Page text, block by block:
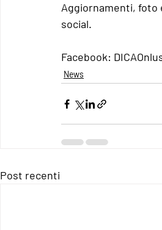
Aggiornamenti, foto
social.
Facebook:
News
Post recenti